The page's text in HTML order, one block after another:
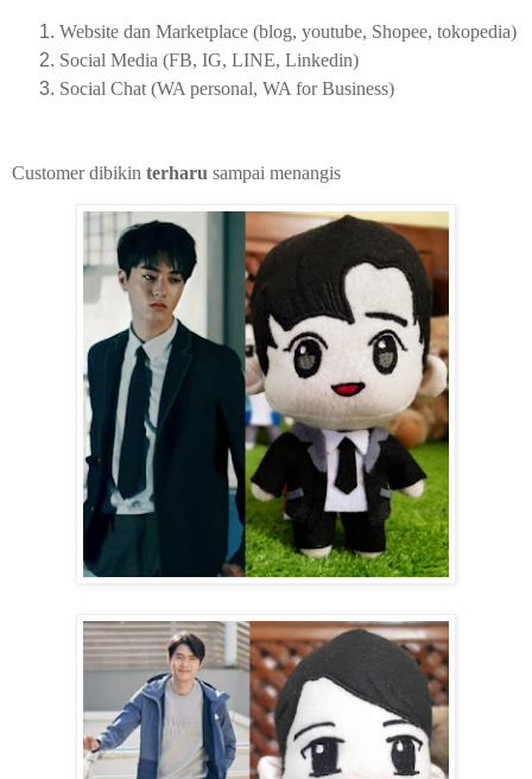
Website dan Marketplace (blog, youtube, Shopee, tokopedia)
Social Media (FB, IG, LINE, Linkedin)
Social Chat (WA personal, WA for Business)
Customer dibikin terharu sampai menangis